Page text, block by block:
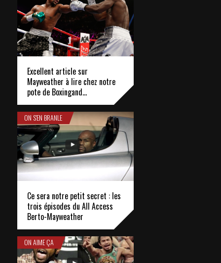
Excellent article sur
Mayweather à lire chez notre
pote de Boxingand…
ON S'EN BRANLE
Ce sera notre petit secret : les
trois épisodes du All Access
Berto-Mayweather
ON AIME ÇA